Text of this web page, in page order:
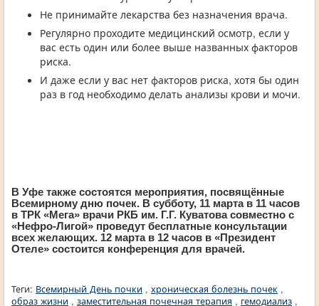
Не принимайте лекарства без назначения врача.
Регулярно проходите медицинский осмотр, если у
вас есть один или более выше названных факторов
риска.
И даже если у вас нет факторов риска, хотя бы один
раз в год необходимо делать анализы крови и мочи.
В Уфе также состоятся мероприятия, посвящённые
Всемирному дню почек. В субботу, 11 марта в 11 часов
в ТРК «Мега» врачи РКБ им. Г.Г. Куватова совместно с
«Нефро-Лигой» проведут бесплатные консультации
всех желающих. 12 марта в 12 часов в «Президент
Отеле» состоится конференция для врачей.
Теги: Всемирный День почки , хроническая болезнь почек ,
образ жизни , заместительная почечная терапия , гемодиализ ,